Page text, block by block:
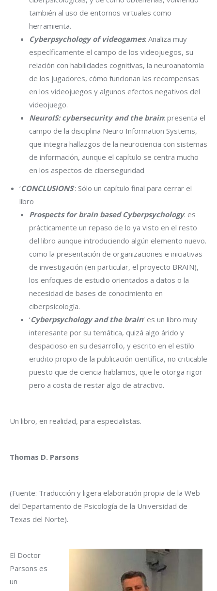
también al uso de entornos virtuales como
herramienta.
Cyberpsychology of videogames: Analiza muy
específicamente el campo de los videojuegos, su
relación con habilidades cognitivas, la neuroanatomía
de los jugadores, cómo funcionan las recompensas
en los videojuegos y algunos efectos negativos del
videojuego.
NeuroIS: cybersecurity and the brain: presenta el
campo de la disciplina Neuro Information Systems,
que integra hallazgos de la neurociencia con sistemas
de información, aunque el capítulo se centra mucho
en los aspectos de ciberseguridad
‘CONCLUSIONS‘: Sólo un capítulo final para cerrar el
libro
Prospects for brain based Cyberpsychology: es
prácticamente un repaso de lo ya visto en el resto
del libro aunque introduciendo algún elemento nuevo.
como la presentación de organizaciones e iniciativas
de investigación (en particular, el proyecto BRAIN),
los enfoques de estudio orientados a datos o la
necesidad de bases de conocimiento en
ciberpsicología.
‘Cyberpsychology and the brain‘ es un libro muy
interesante por su temática, quizá algo árido y
despacioso en su desarrollo, y escrito en el estilo
erudito propio de la publicación científica, no criticable
puesto que de ciencia hablamos, que le otorga rigor
pero a costa de restar algo de atractivo.
Un libro, en realidad, para especialistas.
Thomas D. Parsons
(Fuente: Traducción y ligera elaboración propia de la Web
del Departamento de Psicología de la Universidad de
Texas del Norte).
El Doctor
Parsons es
un